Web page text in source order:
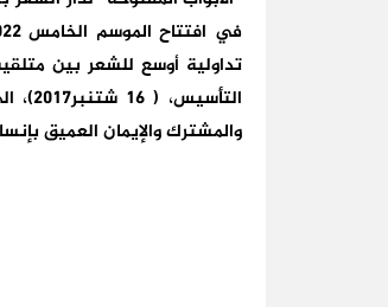
تداولية أوسع للشعر بين
والمشترك والإيمان العميق